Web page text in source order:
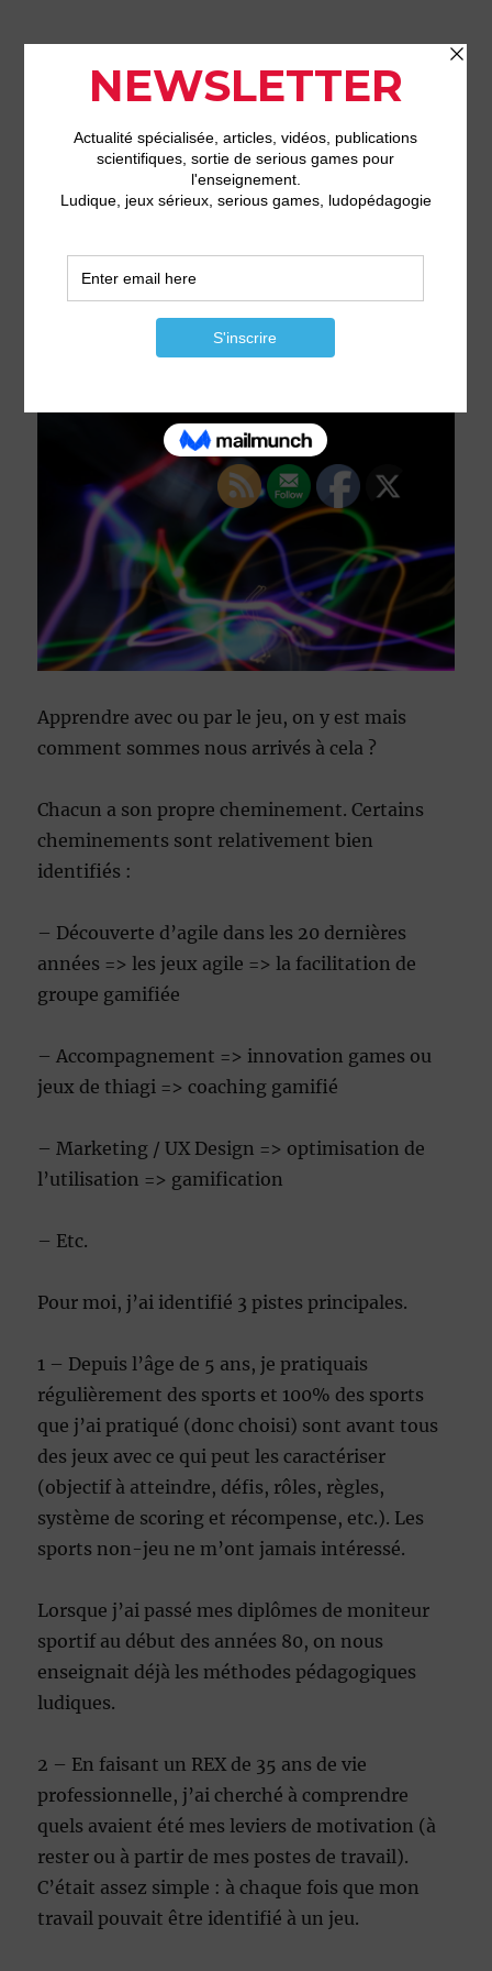
LudiJob – Serious games pour
la formation professionnelle et
l'enseignement supérieur
MENU
Mon rapport à la
ludopédagogie
Apprendre avec ou par le jeu, on y est mais
comment sommes nous arrivés à cela ?
Chacun a son propre cheminement. Certains
cheminements sont relativement bien
identifiés :
– Découverte d’agile dans les 20 dernières
années => les jeux agile => la facilitation de
groupe gamifiée
– Accompagnement => innovation games ou
jeux de thiagi => coaching gamifié
– Marketing / UX Design => optimisation de
l’utilisation => gamification
– Etc.
Pour moi, j’ai identifié 3 pistes principales.
1 – Depuis l’âge de 5 ans, je pratiquais
régulièrement des sports et 100% des sports
que j’ai pratiqué (donc choisi) sont avant tous
des jeux avec ce qui peut les caractériser
(objectif à atteindre, défis, rôles, règles,
système de scoring et récompense, etc.). Les
sports non-jeu ne m’ont jamais intéressé.
Lorsque j’ai passé mes diplômes de moniteur
sportif au début des années 80, on nous
enseignait déjà les méthodes pédagogiques
ludiques.
2 – En faisant un REX de 35 ans de vie
professionnelle, j’ai cherché à comprendre
quels avaient été mes leviers de motivation (à
rester ou à partir de mes postes de travail).
C’était assez simple : à chaque fois que mon
travail pouvait être identifié à un jeu.